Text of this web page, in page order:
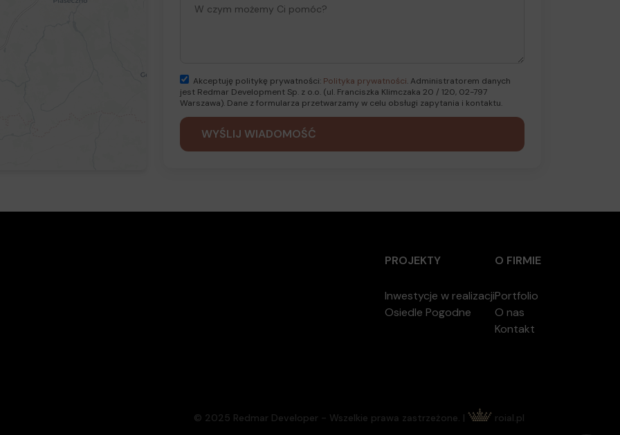
Akceptuję politykę prywatności: Polityka prywatności. Administratorem danych
jest Redmar Development Sp. z o.o. (ul. Franciszka Klimczaka 20 / 120, 02-797
Warszawa). Dane z formularza przetwarzamy w celu obsługi zapytania i kontaktu.
PROJEKTY
Inwestycje w realizacji
Osiedle Pogodne
O FIRMIE
Portfolio
O nas
Kontakt
© 2025 Redmar Developer - Wszelkie prawa zastrzeżone. | roial.pl